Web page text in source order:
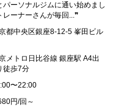
パーソナルジムに通い始めまし
レーナーさんが毎回...❞
都中央区銀座8-12-5 峯田ビル
メトロ日比谷線 銀座駅 A4出
徒歩7分
〜22:00
円/回～